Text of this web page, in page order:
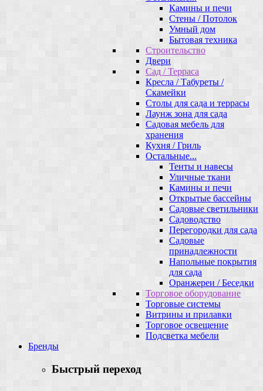
Камины и печи
Стены / Потолок
Умный дом
Бытовая техника
Строительство
Двери
Сад / Терраса
Кресла / Табуреты /
Скамейки
Столы для сада и террасы
Лаунж зона для сада
Садовая мебель для
хранения
Кухня / Гриль
Остальные...
Тенты и навесы
Уличные ткани
Камины и печи
Открытые бассейны
Садовые светильники
Садоводство
Перегородки для сада
Садовые
принадлежности
Напольные покрытия
для сада
Оранжереи / Беседки
Торговое оборудование
Торговые системы
Витрины и прилавки
Торговое освещение
Подсветка мебели
Бренды
Быстрый переход